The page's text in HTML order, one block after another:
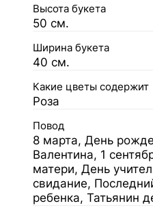
Высота букета
50 см.
Ширина букета
40 см.
Какие цветы содержит
Роза
Повод
8 марта, День
Валентина, 1
матери, День
свидание,
ребенка, Татьянин